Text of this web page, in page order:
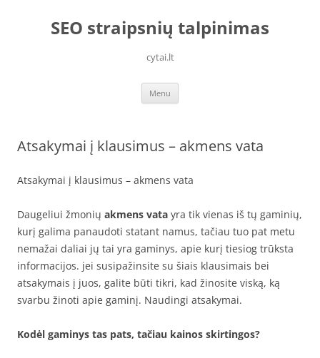
contentSEO straipsnių talpinimas
cytai.lt
Menu
Atsakymai į klausimus – akmens vata
Atsakymai į klausimus – akmens vata
Daugeliui žmonių akmens vata yra tik vienas iš tų gaminių,
kurį galima panaudoti statant namus, tačiau tuo pat metu
nemažai daliai jų tai yra gaminys, apie kurį tiesiog trūksta
informacijos. jei susipažinsite su šiais klausimais bei
atsakymais į juos, galite būti tikri, kad žinosite viską, ką
svarbu žinoti apie gaminį. Naudingi atsakymai.
Kodėl gaminys tas pats, tačiau kainos skirtingos?